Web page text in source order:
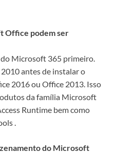
Office podem ser
Microsoft 365 primeiro.
antes de instalar o
2016 ou Office 2013. Isso
da família Microsoft
Runtime bem como
.
do Microsoft